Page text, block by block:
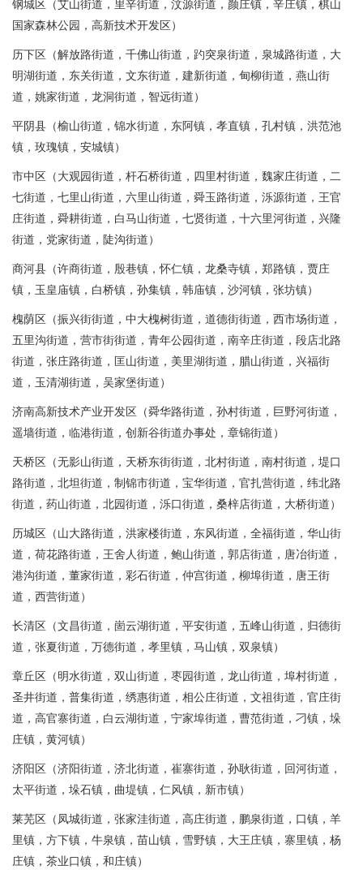
钢城区（艾山街道，里辛街道，汶源街道，颜庄镇，辛庄镇，棋山
国家森林公园，高新技术开发区）
历下区（解放路街道，千佛山街道，趵突泉街道，泉城路街道，大
明湖街道，东关街道，文东街道，建新街道，甸柳街道，燕山街
道，姚家街道，龙洞街道，智远街道）
平阴县（榆山街道，锦水街道，东阿镇，孝直镇，孔村镇，洪范池
镇，玫瑰镇，安城镇）
市中区（大观园街道，杆石桥街道，四里村街道，魏家庄街道，二
七街道，七里山街道，六里山街道，舜玉路街道，泺源街道，王官
庄街道，舜耕街道，白马山街道，七贤街道，十六里河街道，兴隆
街道，党家街道，陡沟街道）
商河县（许商街道，殷巷镇，怀仁镇，龙桑寺镇，郑路镇，贾庄
镇，玉皇庙镇，白桥镇，孙集镇，韩庙镇，沙河镇，张坊镇）
槐荫区（振兴街街道，中大槐树街道，道德街街道，西市场街道，
五里沟街道，营市街街道，青年公园街道，南辛庄街道，段店北路
街道，张庄路街道，匡山街道，美里湖街道，腊山街道，兴福街
道，玉清湖街道，吴家堡街道）
济南高新技术产业开发区（舜华路街道，孙村街道，巨野河街道，
遥墙街道，临港街道，创新谷街道办事处，章锦街道）
天桥区（无影山街道，天桥东街街道，北村街道，南村街道，堤口
路街道，北坦街道，制锦市街道，宝华街道，官扎营街道，纬北路
街道，药山街道，北园街道，泺口街道，桑梓店街道，大桥街道）
历城区（山大路街道，洪家楼街道，东风街道，全福街道，华山街
道，荷花路街道，王舍人街道，鲍山街道，郭店街道，唐冶街道，
港沟街道，董家街道，彩石街道，仲宫街道，柳埠街道，唐王街
道，西营街道）
长清区（文昌街道，崮云湖街道，平安街道，五峰山街道，归德街
道，张夏街道，万德街道，孝里镇，马山镇，双泉镇）
章丘区（明水街道，双山街道，枣园街道，龙山街道，埠村街道，
圣井街道，普集街道，绣惠街道，相公庄街道，文祖街道，官庄街
道，高官寨街道，白云湖街道，宁家埠街道，曹范街道，刁镇，垛
庄镇，黄河镇）
济阳区（济阳街道，济北街道，崔寨街道，孙耿街道，回河街道，
太平街道，垛石镇，曲堤镇，仁风镇，新市镇）
莱芜区（凤城街道，张家洼街道，高庄街道，鹏泉街道，口镇，羊
里镇，方下镇，牛泉镇，苗山镇，雪野镇，大王庄镇，寨里镇，杨
庄镇，茶业口镇，和庄镇）